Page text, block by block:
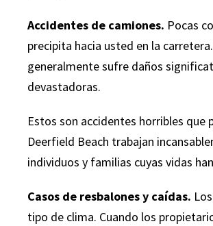
Accidentes de camiones. Pocas
precipita hacia usted en la
generalmente sufre daños
devastadoras.
Estos son accidentes horribles
Deerfield Beach trabajan
individuos y familias cuyas vidas
Casos de resbalones y caídas.
tipo de clima. Cuando los